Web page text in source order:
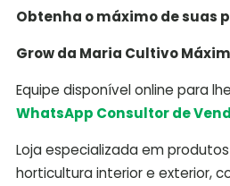
Obtenha o máximo de suas
Grow da Maria Cultivo
Equipe disponível online para
WhatsApp Consultor de
Loja especializada em
horticultura interior e exterior,